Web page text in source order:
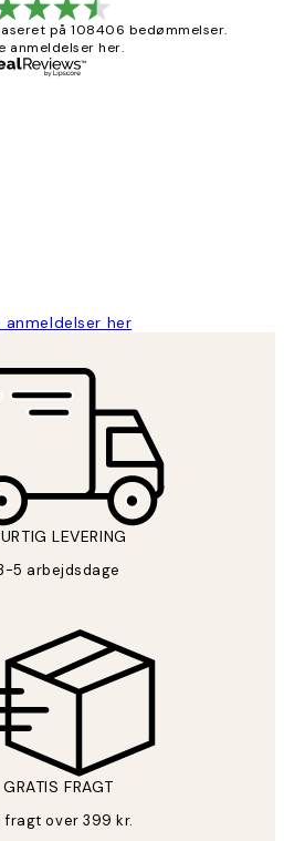
på 108406 bedømmelser.
anmeldelser her.
anmeldelser her
LEVERING
5 arbejdsdage
GRATIS FRAGT
fragt over 399 kr.